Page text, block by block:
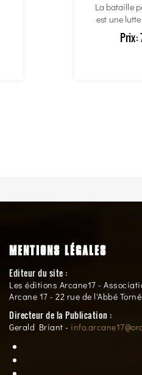
La bataille
est une
Prix:
MENTIONS LÉGALES
Editeur du site :
Les éditions Arcane17 -
Arcane 17 - 22 rue de l'Abbé
Directeur de la Publication :
Gerald Briant -